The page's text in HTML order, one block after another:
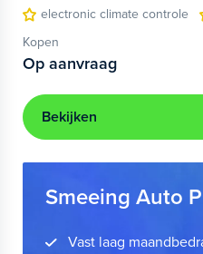
electronic climate controle
Kopen
Op aanvraag
Bekijken
Smeeing Auto
Vast laag